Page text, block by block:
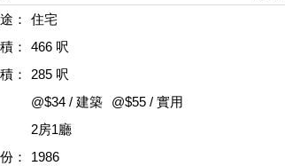
：
住宅
：
466 呎
：
285 呎
@$34 / 建築
@$55 / 實用
2房1廳
：
1986